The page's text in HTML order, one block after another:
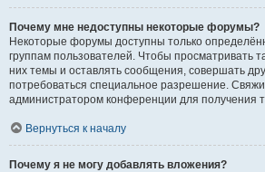
Почему мне недоступны некоторые форумы?
Некоторые форумы доступны только
группам пользователей. Чтобы просматривать
них темы и оставлять сообщения, совершать
потребоваться специальное разрешение.
администратором конференции для получения
Вернуться к началу
Почему я не могу добавлять вложения?